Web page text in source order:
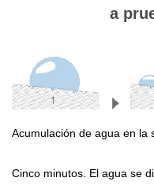
a
Acumulación de agua en la
Cinco minutos. El agua se